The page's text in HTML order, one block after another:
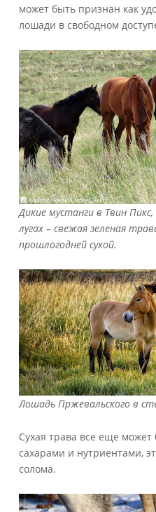
может быть признан как
лошади в свободном
Дикие мустанги в Твин
лугах – свежая зеленая
прошлогодней сухой.
Лошадь Пржевальского в
Сухая трава все еще может
сахарами и нутриентами,
солома.